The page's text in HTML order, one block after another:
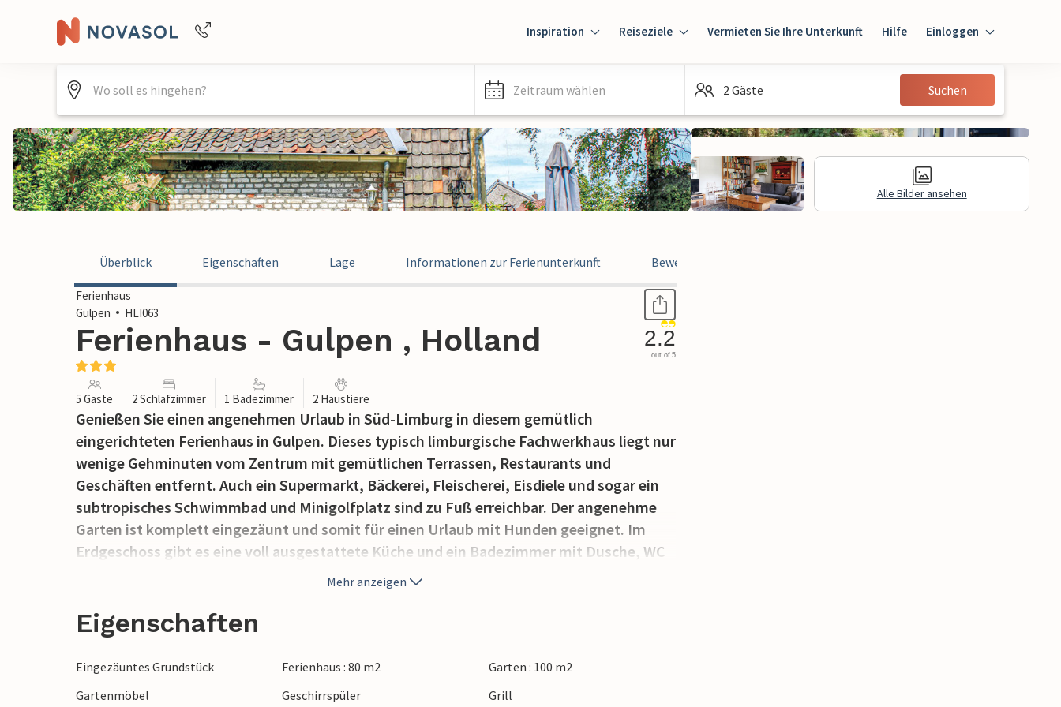
+4940688715475
Inspiration Reiseziele Vermieten Sie Ihre Unterkunft Hilfe Einloggen
Einloggen
Gast
Zeitraum wählen 2 Gäste Suchen
Alle Bilder ansehen
Überblick Eigenschaften Lage Informationen zur Ferienunterkunft Bewertungen
Ferienhaus
Gulpen
HLI063
Ferienhaus - Gulpen , Holland 2.2
out of 5
5 Gäste 2 Schlafzimmer 1 Badezimmer 2 Haustiere
Genießen Sie einen angenehmen Urlaub in Süd-Limburg in diesem gemütlich
eingerichteten Ferienhaus in Gulpen. Dieses typisch limburgische Fachwerkhaus liegt nur
wenige Gehminuten vom Zentrum mit gemütlichen Terrassen, Restaurants und
Geschäften entfernt. Auch ein Supermarkt, Bäckerei, Fleischerei, Eisdiele und sogar ein
subtropisches Schwimmbad und Minigolfplatz sind zu Fuß erreichbar. Der angenehme
Garten ist komplett eingezäunt und somit für einen Urlaub mit Hunden geeignet. Im
Erdgeschoss gibt es eine voll ausgestattete Küche und ein Badezimmer mit Dusche, WC
und Waschbecken. Auf der ersten Etage befindet sich das geräumige Wohnzimmer mit
einem schönen Kamin in der Mitte. Das Wohnzimmer ist mit einem Essbereich und einem
Sitzbereich mit einem TV und verschiedenen Büchern ausgestattet. Im ersten Stock gibt
es auch ein Schlafzimmer mit zwei Einzelbetten, die auseinander geschoben werden
können. Auf der zweiten Etage befindet sich ein Schlafzimmer mit drei Einzelbetten.
Mehr anzeigen
Eigenschaften
Eingezäuntes Grundstück Ferienhaus : 80 m2
Garten : 100 m2
Gartenmöbel
Geschirrspüler
Grill